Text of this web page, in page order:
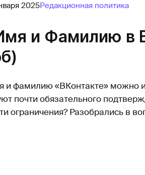
2025Редакционная политика
и Фамилию в
и фамилию «ВКонтакте» можно
почти обязательного
ограничения? Разобрались в